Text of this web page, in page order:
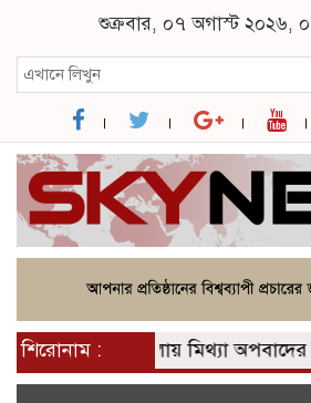
শুক্রবার, ০৭ অগাস্ট ২০২৬,
শিরোনাম :ভোলায় মিথ্যা অপবাদের